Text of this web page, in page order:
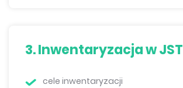
3. Inwentaryzacja w JST
cele inwentaryzacji